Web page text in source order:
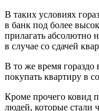
В таких условиях
в банк под более
прилагать абсолютно
в случае со сдачей
В то же время гораздо
покупать квартиру в
Кроме прочего ковид
людей, которые стали